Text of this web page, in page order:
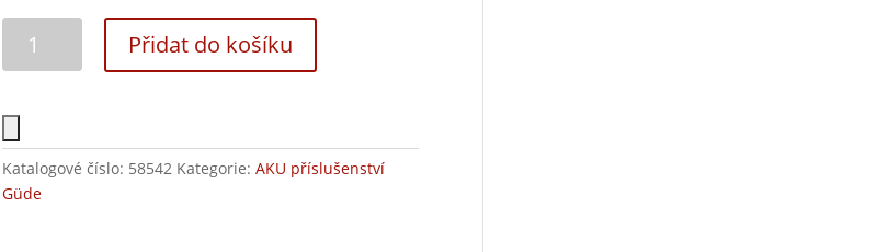
Přidat do košíku
Katalogové číslo: 58542 Kategorie:AKU příslušenství
Güde